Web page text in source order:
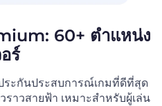
60+ ตำแหน่ง
ร์
ะกันประสบการณ์เกมที่ดีที่สุด
ราวสายฟ้า เหมาะสำหรับผู้เล่น